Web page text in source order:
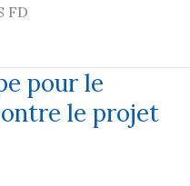
FD
pour le
le projet